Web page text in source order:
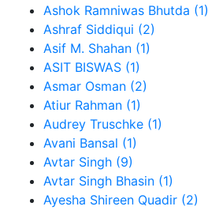
Ashok Ramniwas Bhutda (1)
Ashraf Siddiqui (2)
Asif M. Shahan (1)
ASIT BISWAS (1)
Asmar Osman (2)
Atiur Rahman (1)
Audrey Truschke (1)
Avani Bansal (1)
Avtar Singh (9)
Avtar Singh Bhasin (1)
Ayesha Shireen Quadir (2)